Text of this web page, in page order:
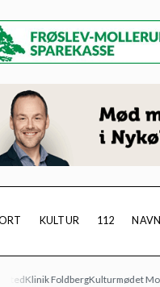
KULTUR 112
FoldbergKulturmødet Mors 21-